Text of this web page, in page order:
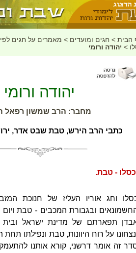
הבית > חגים ומועדים > מאמרים על חגים
> יהודה ורומי
יהודה ורומי
מחבר: הרב שמשון רפאל
כתבי הרב הירש, טבת שבט אדר,
כסלו - טבת.
וחג אוריו העליז של חנוכת
ובגבורת המכבים - טבת ויום
תפארתם של מדינת ישראל
על רוח היוונות, טבת ונפילתו תחת
זה אומר דרשני, קורא אותנו